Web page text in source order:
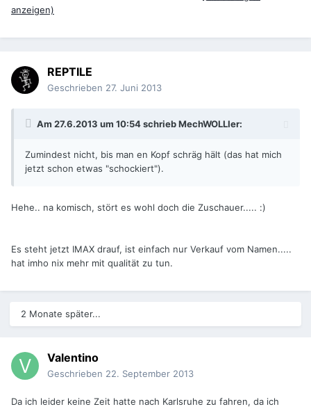
anzeigen)
REPTILE
Geschrieben 27. Juni 2013
Am 27.6.2013 um 10:54 schrieb MechWOLLIer:
Zumindest nicht, bis man en Kopf schräg hält (das hat mich
jetzt schon etwas "schockiert").
Hehe.. na komisch, stört es wohl doch die Zuschauer..... :)
Es steht jetzt IMAX drauf, ist einfach nur Verkauf vom Namen.....
hat imho nix mehr mit qualität zu tun.
2 Monate später...
Valentino
Geschrieben 22. September 2013
Da ich leider keine Zeit hatte nach Karlsruhe zu fahren, da ich